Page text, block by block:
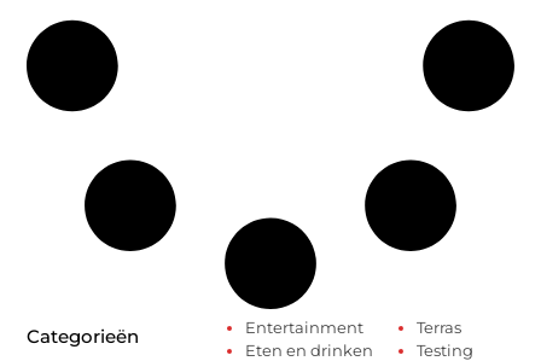
Categorieën
Entertainment
Eten en drinken
Terras
Testing